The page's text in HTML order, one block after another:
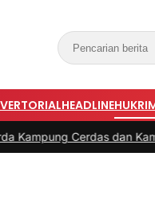
HEADLINE
dan Kampung